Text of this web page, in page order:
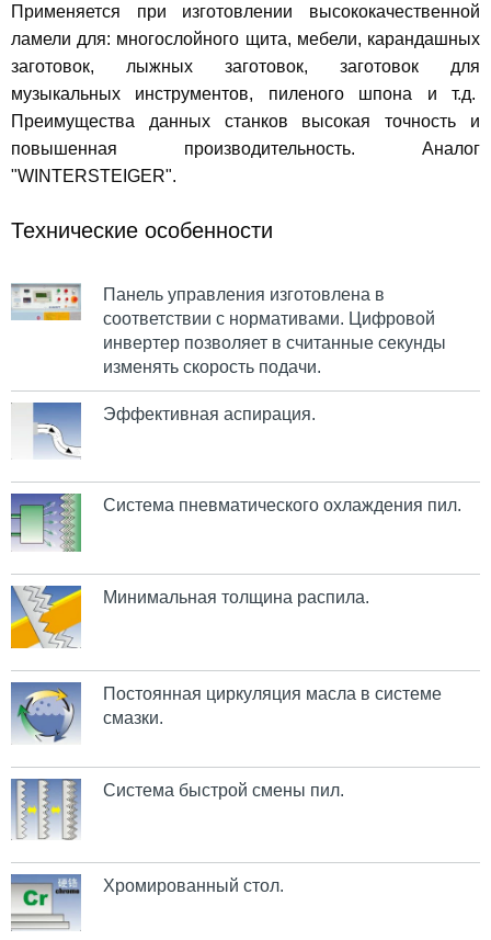
Применяется при изготовлении высококачественной
ламели для: многослойного щита, мебели, карандашных
заготовок, лыжных заготовок, заготовок для
музыкальных инструментов, пиленого шпона и т.д.
Преимущества данных станков высокая точность и
повышенная производительность. Аналог
"WINTERSTEIGER".
Технические особенности
Панель управления изготовлена в
соответствии с нормативами. Цифровой
инвертер позволяет в считанные секунды
изменять скорость подачи.
Эффективная аспирация.
Система пневматического охлаждения пил.
Минимальная толщина распила.
Постоянная циркуляция масла в системе
смазки.
Система быстрой смены пил.
Хромированный стол.